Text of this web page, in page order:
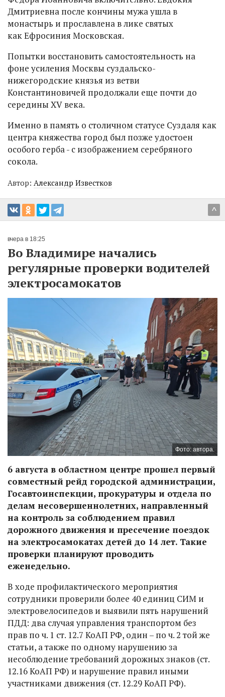
Дмитриевна после кончины мужа ушла в
монастырь и прославлена в лике святых
как Ефросиния Московская.
Попытки восстановить самостоятельность на
фоне усиления Москвы суздальско-
нижегородские князья из ветви
Константиновичей продолжали еще почти до
середины XV века.
Именно в память о столичном статусе Суздаля как
центра княжества город был позже удостоен
особого герба - с изображением серебряного
сокола.
Автор: Александр Известков
^
вчера в 18:25
Во Владимире начались
регулярные проверки водителей
электросамокатов
Фото: автора.
6 августа в областном центре прошел первый
совместный рейд городской администрации,
Госавтоинспекции, прокуратуры и отдела по
делам несовершеннолетних, направленный
на контроль за соблюдением правил
дорожного движения и пресечение поездок
на электросамокатах детей до 14 лет. Такие
проверки планируют проводить
еженедельно.
В ходе профилактического мероприятия
сотрудники проверили более 40 единиц СИМ и
электровелосипедов и выявили пять нарушений
ПДД: два случая управления транспортом без
прав по ч. 1 ст. 12.7 КоАП РФ, один – по ч. 2 той же
статьи, а также по одному нарушению за
несоблюдение требований дорожных знаков (ст.
12.16 КоАП РФ) и нарушение правил иными
участниками движения (ст. 12.29 КоАП РФ).